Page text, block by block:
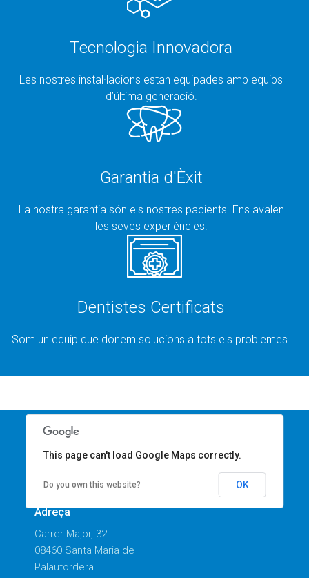
Tecnologia Innovadora
Les nostres instal·lacions estan equipades amb equips
d’última generació.
Garantia d'Èxit
La nostra garantia són els nostres pacients. Ens avalen
les seves experiències.
Dentistes Certificats
Som un equip que donem solucions a tots els problemes.
This page can't load Google Maps correctly.
Do you own this website? OK
Adreça
Carrer Major, 32
08460 Santa Maria de
Palautordera